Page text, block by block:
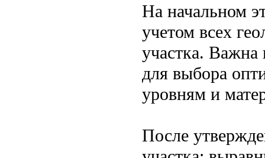
На начальном
учетом всех
участка. Важна
для выбора
уровням и
После